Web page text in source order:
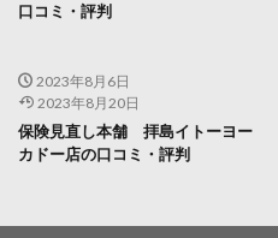
口コミ・評判
2023年8月6日
2023年8月20日
保険見直し本舗 拝島イトーヨー
カドー店の口コミ・評判